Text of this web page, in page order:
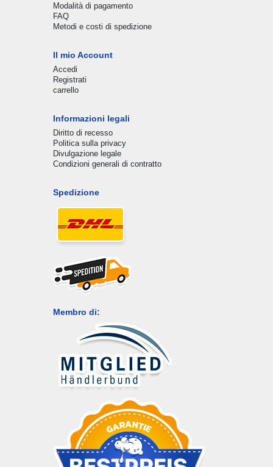
Modalità di pagamento
FAQ
Metodi e costi di spedizione
Il mio Account
Accedi
Registrati
carrello
Informazioni legali
Diritto di recesso
Politica sulla privacy
Divulgazione legale
Condizioni generali di contratto
Spedizione
Membro di: